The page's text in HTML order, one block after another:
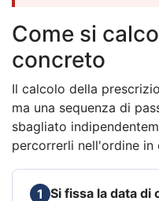
Come si
concreto
Il calcolo della
ma una sequenza di
sbagliato
percorrerli nell'ordine
1 Si fissa la data di